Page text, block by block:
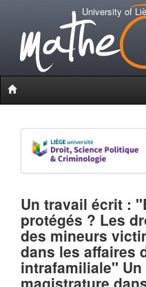
University of
Un travail écrit :
protégés ? Les
des mineurs
dans les affaires
intrafamiliale" Un
magistrature